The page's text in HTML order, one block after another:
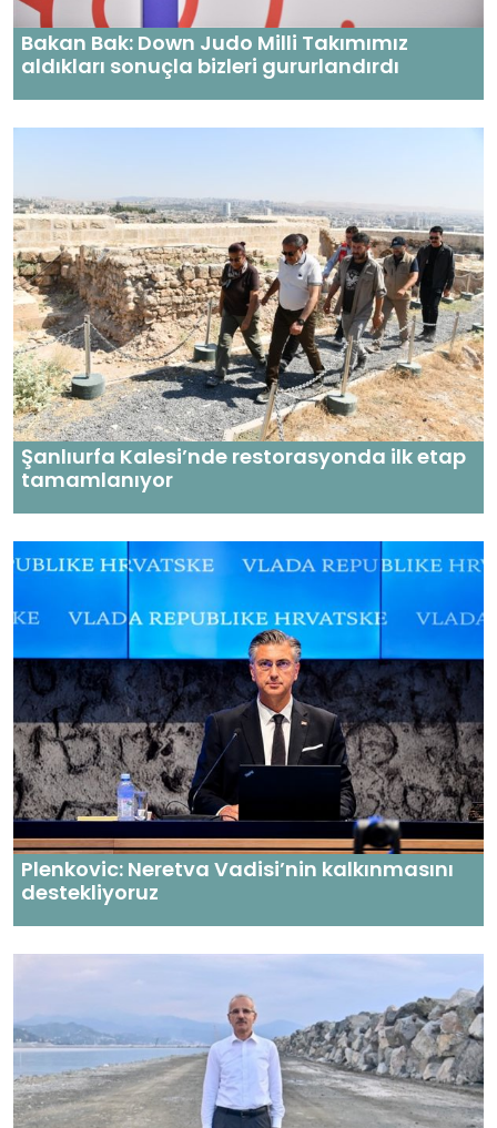
Bakan Bak: Down Judo Milli Takımımız
aldıkları sonuçla bizleri gururlandırdı
Şanlıurfa Kalesi’nde restorasyonda ilk etap
tamamlanıyor
Plenkovic: Neretva Vadisi’nin kalkınmasını
destekliyoruz